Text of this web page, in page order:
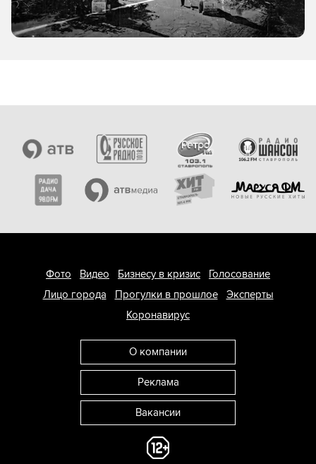
Фото Видео Бизнесу в кризис
Голосование
Лицо города
Прогулки в прошлое
Эксперты
Коронавирус
О компании
Реклама
Вакансии